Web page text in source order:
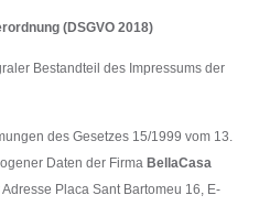
(DSGVO 2018)
Bestandteil des Impressums der
des Gesetzes 15/1999 vom 13.
Daten der Firma BellaCasa
Placa Sant Bartomeu 16, E-